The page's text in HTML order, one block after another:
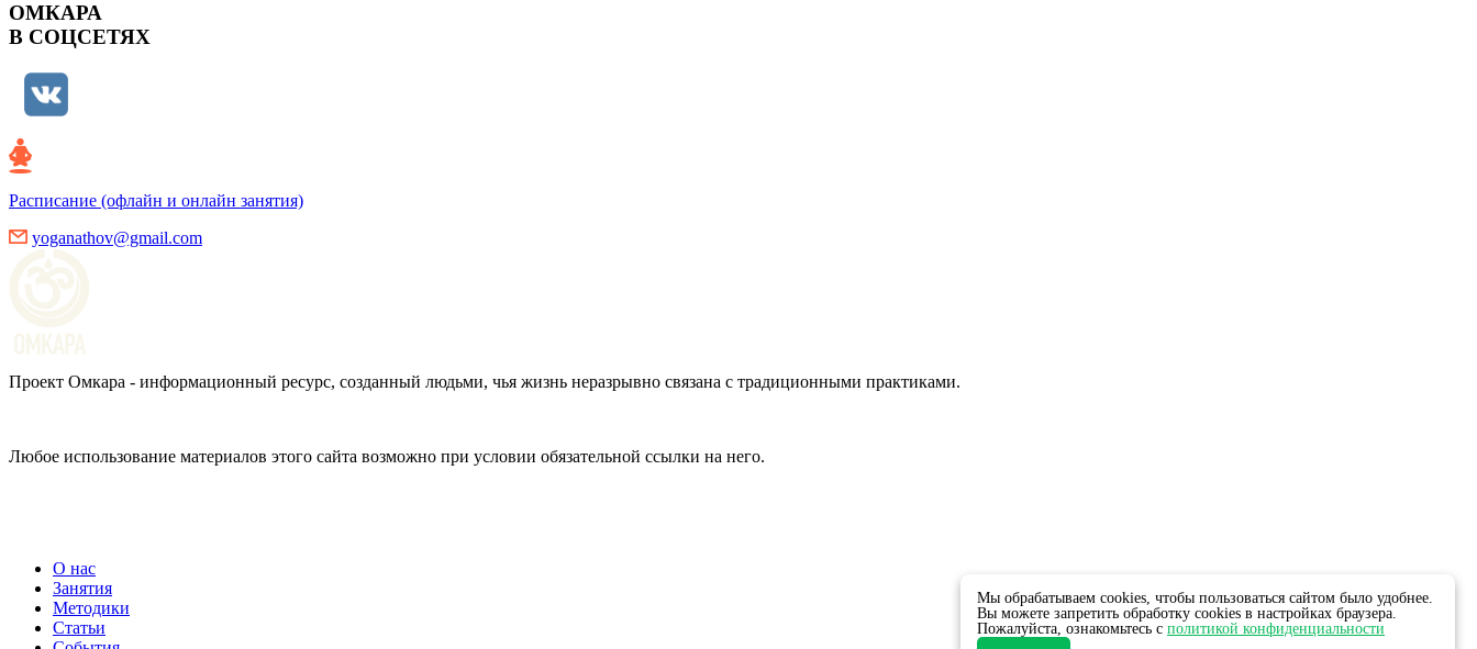
ОМКАРА
В СОЦСЕТЯХ
Расписание (офлайн и онлайн занятия)
yoganathov@gmail.com
Проект Омкара - информационный ресурс, созданный людьми, чья жизнь неразрывно связана с традиционными практиками.
Любое использование материалов этого сайта возможно при условии обязательной ссылки на него.
О нас
Занятия
Методики
Статьи
Мы обрабатываем cookies, чтобы пользоваться сайтом было удобнее.
Вы можете запретить обработку cookies в настройках браузера.
Пожалуйста, ознакомьтесь с политикой конфиденциальности